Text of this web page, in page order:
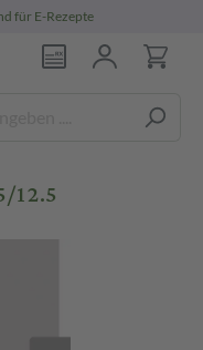
für E-Rezepte
12.5